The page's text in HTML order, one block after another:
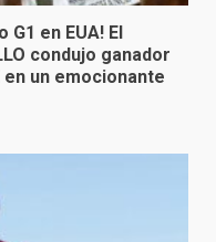
G1 en EUA! El
condujo ganador
en un emocionante